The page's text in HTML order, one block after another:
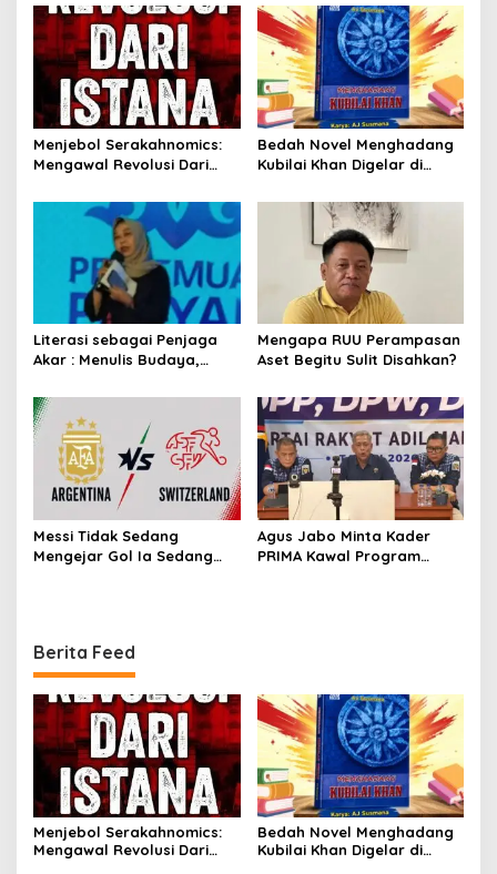
Menjebol Serakahnomics:
Mengawal Revolusi Dari
Perampasan Aset
Bedah Novel Menghadang
Kubilai Khan Digelar di
Menyelami Heroisme
Leluhur Nusantara
Literasi sebagai Penjaga
Akar : Menulis Budaya,
Mengapa RUU Perampasan
Aset Begitu Sulit Disahkan?
Messi Tidak Sedang
Mengejar Gol Ia Sedang
Agus Jabo Minta Kader
PRIMA Kawal Program
Berita Feed
Menjebol Serakahnomics:
Mengawal Revolusi Dari
Bedah Novel Menghadang
Kubilai Khan Digelar di